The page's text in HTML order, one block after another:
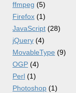
ffmpeg (5)
Firefox (1)
JavaScript (28)
jQuery (4)
MovableType (9)
OGP (4)
Perl (1)
Photoshop (1)